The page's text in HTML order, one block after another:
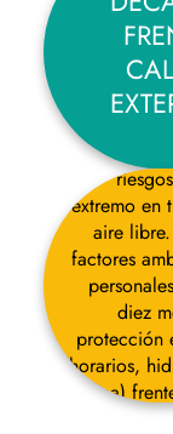
Guía breve
extremo en
aire
factores
diez
protección
(horarios,
ropa)
de